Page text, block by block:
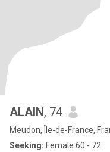
ALAIN, 74
Meudon, Île-de-France,
Seeking: Female 60 - 72